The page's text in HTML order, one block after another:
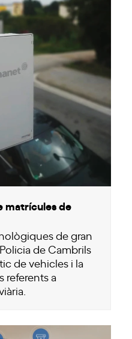
matrícules de
de gran
de Cambrils
de vehicles i la
referents a